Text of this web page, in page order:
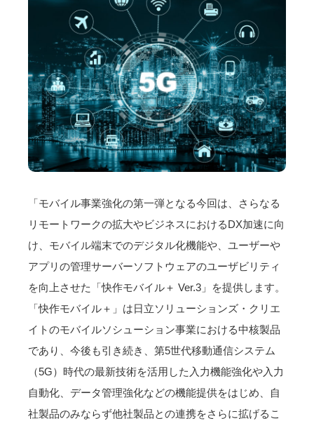
「モバイル事業強化の第一弾となる今回は、さらなる
リモートワークの拡大やビジネスにおけるDX加速に向
け、モバイル端末でのデジタル化機能や、ユーザーや
アプリの管理サーバーソフトウェアのユーザビリティ
を向上させた「快作モバイル＋ Ver.3」を提供します。
「快作モバイル＋」は日立ソリューションズ・クリエ
イトのモバイルソシューション事業における中核製品
であり、今後も引き続き、第5世代移動通信システム
（5G）時代の最新技術を活用した入力機能強化や入力
自動化、データ管理強化などの機能提供をはじめ、自
社製品のみならず他社製品との連携をさらに拡げるこ